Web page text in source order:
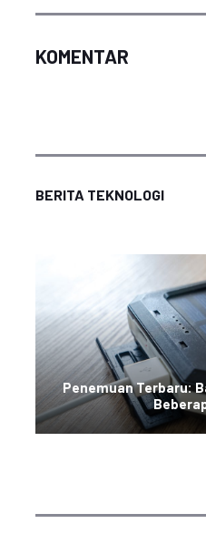
KOMENTAR
BERITA TEKNOLOGI
Penemuan Terbaru: